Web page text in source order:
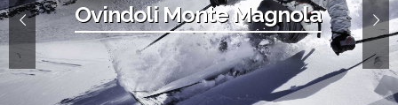
Ovindoli Monte Magnola